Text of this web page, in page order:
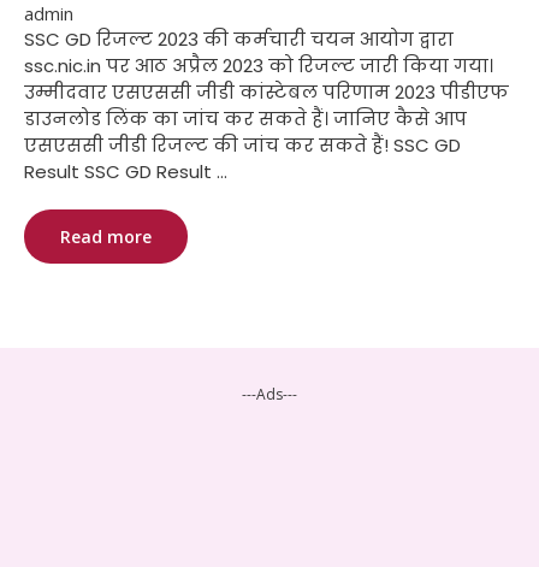
admin
SSC GD रिजल्ट 2023 की कर्मचारी चयन आयोग द्वारा
ssc.nic.in पर आठ अप्रैल 2023 को रिजल्ट जारी किया गया।
उम्मीदवार एसएससी जीडी कांस्टेबल परिणाम 2023 पीडीएफ
डाउनलोड लिंक का जांच कर सकते हैं। जानिए कैसे आप
एसएससी जीडी रिजल्ट की जांच कर सकते हैं! SSC GD
Result SSC GD Result ...
Read more
---Ads---